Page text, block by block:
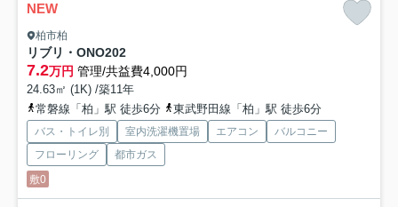
NEW
柏市柏
リブリ・ONO202
7.2万円 管理/共益費4,000円
24.63㎡ (1K) /築11年
常磐線「柏」駅 徒歩6分
東武野田線「柏」駅 徒歩6分
バス・トイレ別 室内洗濯機置場 エアコン
バルコニー
フローリング
都市ガス
敷0